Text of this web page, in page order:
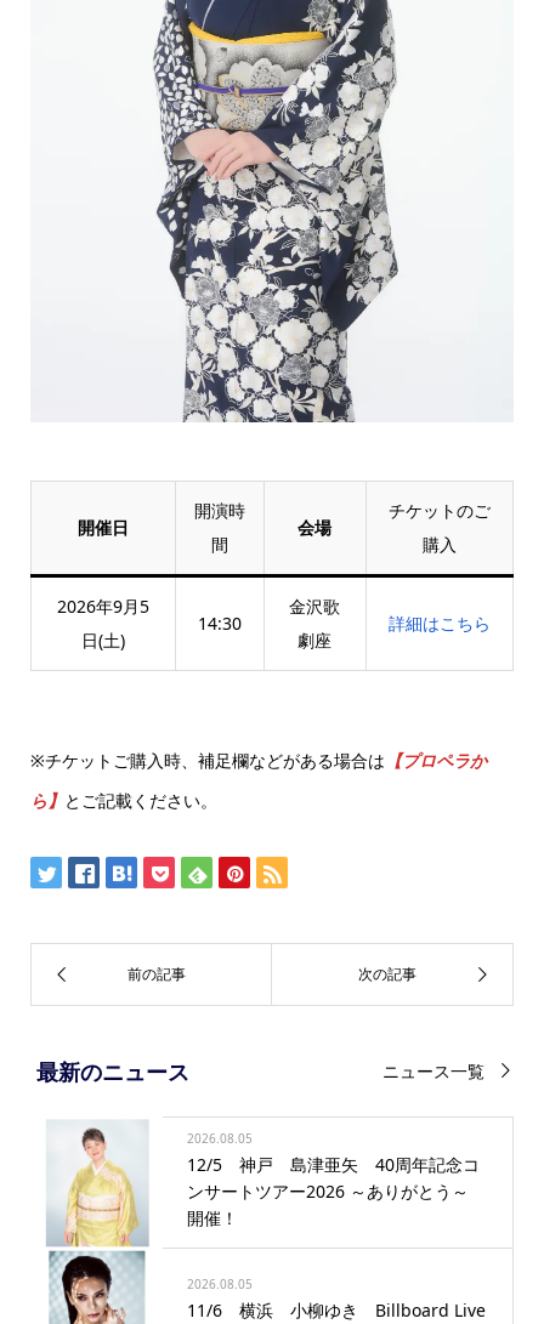
開催日
開演時
間
会場
チケットのご
購入
2026年9月5
日(土)
14:30
金沢歌
劇座
詳細はこちら
※チケットご購入時、補足欄などがある場合は 【プロペラか
ら】 とご記載ください。
最新のニュース ニュース一覧
2026.08.05
12/5 神戸 島津亜矢 40周年記念コ
ンサートツアー2026 ～ありがとう～
開催！
2026.08.05
11/6 横浜 小柳ゆき Billboard Live